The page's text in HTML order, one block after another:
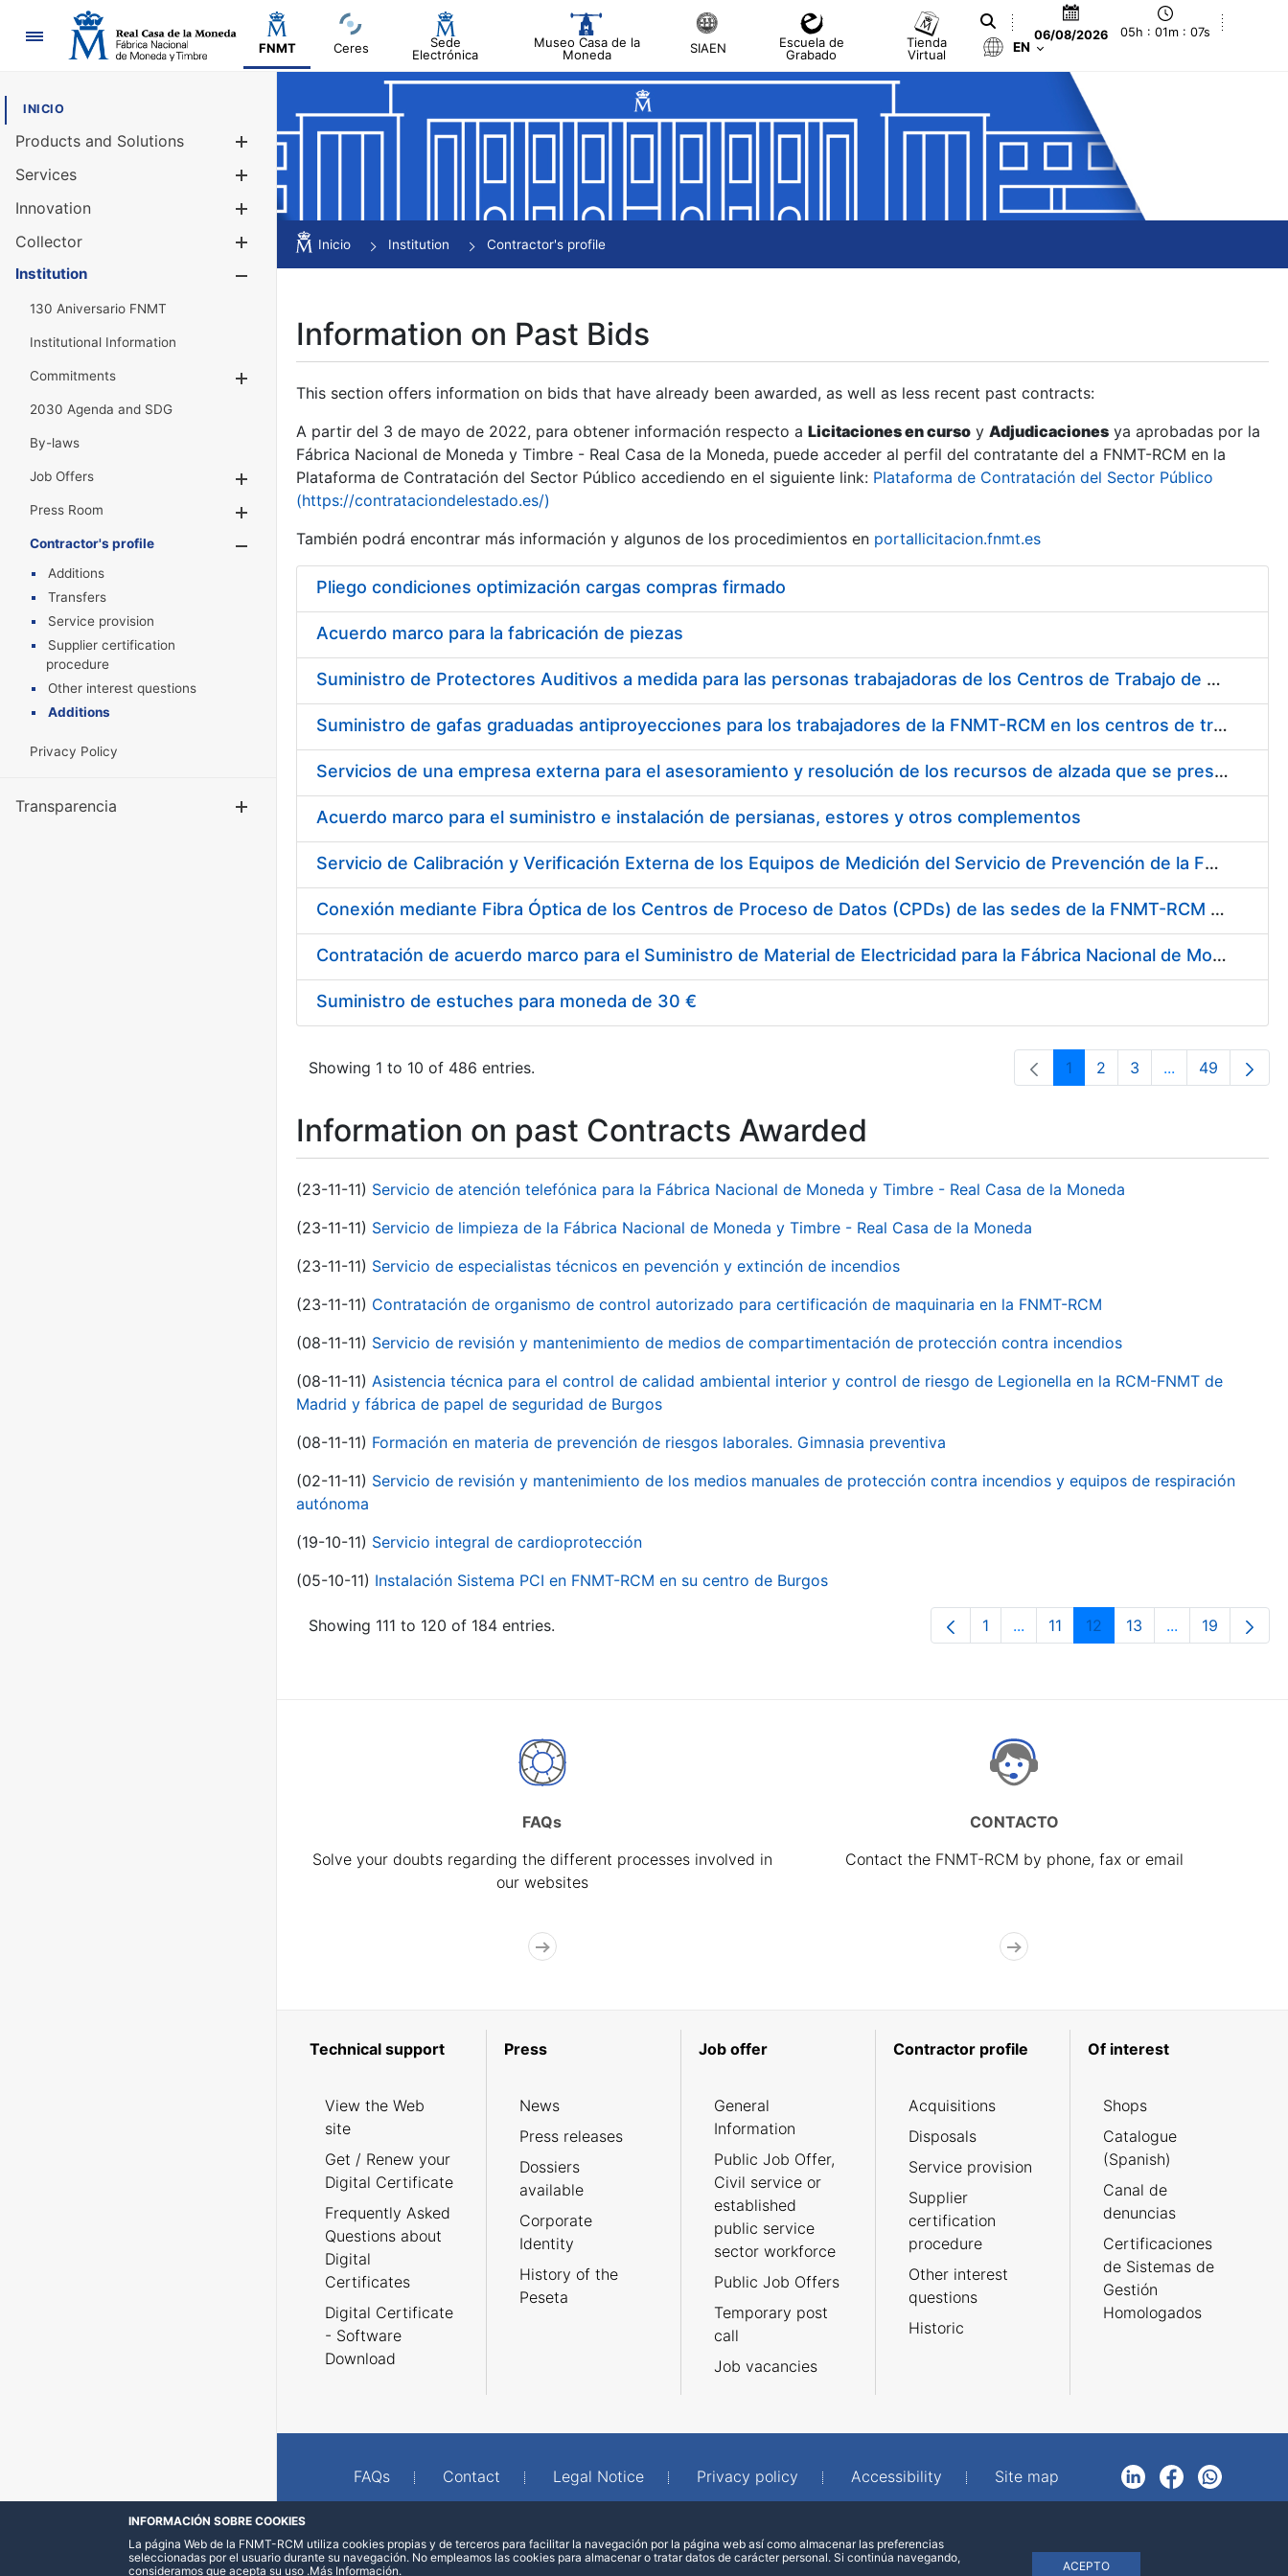
Navigation
FNMT Ceres
Sede
Electrónica
Museo Casa de la
Moneda
SIAEN
Escuela de
Grabado
Tienda
Virtual
06/08/2026 05h : 01m : 08s
EN
INICIO
Products and Solutions
Services
Innovation
Collector
Show/Hide
Institution
130 Aniversario FNMT
Institutional Information
Commitments
2030 Agenda and SDG
By-laws
Job Offers
Show/Hide
Press Room
Show/Hide
Contractor's profile
Show/Hide
Additions
Transfers
Service provision
Supplier certification
procedure
Other interest questions
Additions
Privacy Policy
Transparencia Show/Hide
Inicio Institution Contractor's profile
Information on Past Bids
This section offers information on bids that have already been awarded, as well as less recent past contracts:
A partir del 3 de mayo de 2022, para obtener información respecto a Licitaciones en curso y Adjudicaciones ya aprobadas por la
Fábrica Nacional de Moneda y Timbre - Real Casa de la Moneda, puede acceder al perfil del contratante del a FNMT-RCM en la
Plataforma de Contratación del Sector Público accediendo en el siguiente link: Plataforma de Contratación del Sector Público
(https://contrataciondelestado.es/)
También podrá encontrar más información y algunos de los procedimientos en portallicitacion.fnmt.es
Pliego condiciones optimización cargas compras firmado
Acuerdo marco para la fabricación de piezas
Suministro de Protectores Auditivos a medida para las personas trabajadoras de los Centros de Trabajo de Madrid y Burgos
Suministro de gafas graduadas antiproyecciones para los trabajadores de la FNMT-RCM en los centros de trabajo de Madrid y Burgos
Servicios de una empresa externa para el asesoramiento y resolución de los recursos de alzada que se presentan relacionados con procesos de selección para la FNMT-RCM
Acuerdo marco para el suministro e instalación de persianas, estores y otros complementos
Servicio de Calibración y Verificación Externa de los Equipos de Medición del Servicio de Prevención de la FNMT-RCM
Conexión mediante Fibra Óptica de los Centros de Proceso de Datos (CPDs) de las sedes de la FNMT-RCM de Burgos y Madrid
Contratación de acuerdo marco para el Suministro de Material de Electricidad para la Fábrica Nacional de Moneda y Timbre-Real Casa de la Moneda en su centro de trabajo de Burgos
Suministro de estuches para moneda de 30 €
Showing 1 to 10 of 486 entries. Page
1 Page
2 Page
3 ...Intermediate
Page
49
Information on past Contracts Awarded
(23-11-11) Servicio de atención telefónica para la Fábrica Nacional de Moneda y Timbre - Real Casa de la Moneda
(23-11-11) Servicio de limpieza de la Fábrica Nacional de Moneda y Timbre - Real Casa de la Moneda
(23-11-11) Servicio de especialistas técnicos en pevención y extinción de incendios
(23-11-11) Contratación de organismo de control autorizado para certificación de maquinaria en la FNMT-RCM
(08-11-11) Servicio de revisión y mantenimiento de medios de compartimentación de protección contra incendios
(08-11-11) Asistencia técnica para el control de calidad ambiental interior y control de riesgo de Legionella en la RCM-FNMT de
Madrid y fábrica de papel de seguridad de Burgos
(08-11-11) Formación en materia de prevención de riesgos laborales. Gimnasia preventiva
(02-11-11) Servicio de revisión y mantenimiento de los medios manuales de protección contra incendios y equipos de respiración
autónoma
(19-10-11) Servicio integral de cardioprotección
(05-10-11) Instalación Sistema PCI en FNMT-RCM en su centro de Burgos
Showing 111 to 120 of 184 entries. Page
1 ...Intermediate Pages Use TAB to
Page
11 Page
12 Page
13 ...Intermediate
Page
19
FAQs
Solve your doubts regarding the different processes involved in
our websites
CONTACTO
Contact the FNMT-RCM by phone, fax or email
Technical support
View the Web
site
Get / Renew your
Digital Certificate
Frequently Asked
Questions about
Digital
Certificates
Digital Certificate
- Software
Download
Press
News
Press releases
Dossiers
available
Corporate
Identity
History of the
Peseta
Job offer
General
Information
Public Job Offer,
Civil service or
established
public service
sector workforce
Public Job Offers
Temporary post
call
Job vacancies
Contractor profile
Acquisitions
Disposals
Service provision
Supplier
certification
procedure
Other interest
questions
Historic
Of interest
Shops
Catalogue
(Spanish)
Canal de
denuncias
Certificaciones
de Sistemas de
Gestión
Homologados
FAQs Contact Legal Notice Privacy policy Accessibility Site map
LinkedInFacebookWhatsApp
INFORMACIÓN SOBRE COOKIES
La página Web de la FNMT-RCM utiliza cookies propias y de terceros para facilitar la navegación por la página web así como almacenar las preferencias
seleccionadas por el usuario durante su navegación. No empleamos las cookies para almacenar o tratar datos de carácter personal. Si continúa navegando,
consideramos que acepta su uso
ACEPTO
.Más Información.